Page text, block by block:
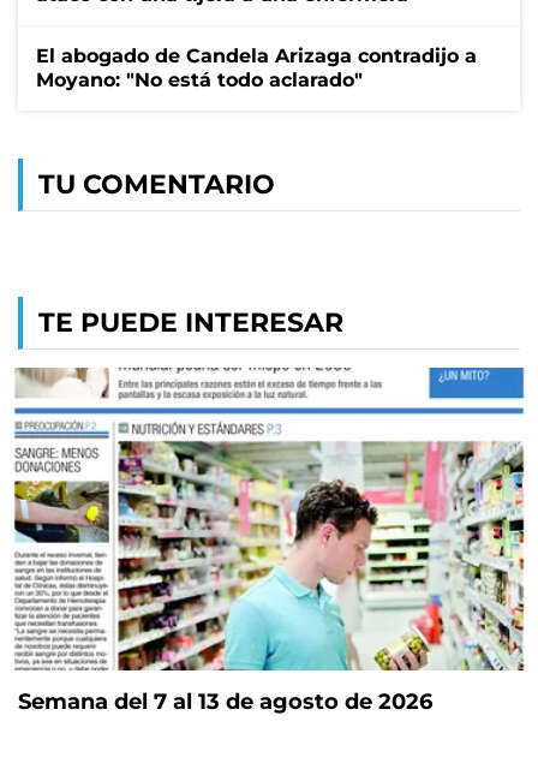
El abogado de Candela Arizaga contradijo a
Moyano: "No está todo aclarado"
TU COMENTARIO
TE PUEDE INTERESAR
Semana del 7 al 13 de agosto de 2026